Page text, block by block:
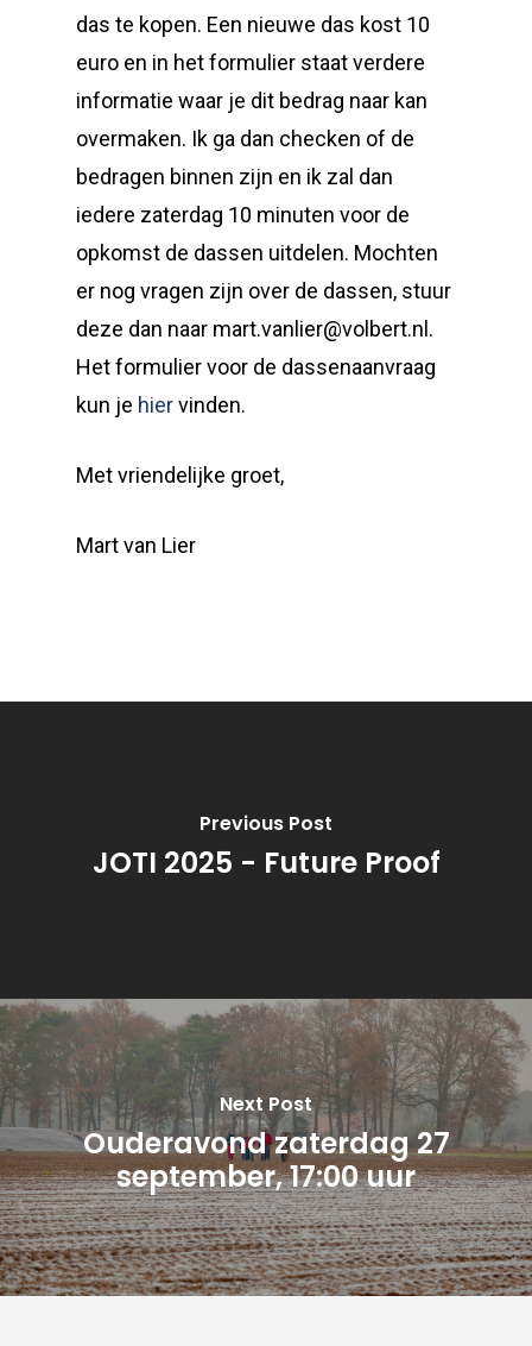
das te kopen. Een nieuwe das kost 10
euro en in het formulier staat verdere
informatie waar je dit bedrag naar kan
overmaken. Ik ga dan checken of de
bedragen binnen zijn en ik zal dan
iedere zaterdag 10 minuten voor de
opkomst de dassen uitdelen. Mochten
er nog vragen zijn over de dassen, stuur
deze dan naar mart.vanlier@volbert.nl.
Het formulier voor de dassenaanvraag
kun je hiervinden.
Met vriendelijke groet,
Mart van Lier
Previous Post
JOTI 2025 - Future Proof
Next Post
Ouderavond zaterdag 27
september, 17:00 uur